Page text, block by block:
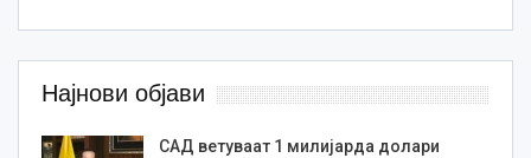
Најнови објави
САД ветуваат 1 милијарда долари